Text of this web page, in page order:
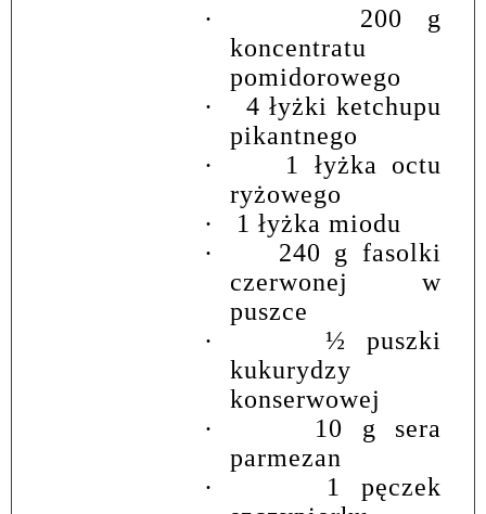
·
200 g
koncentratu
pomidorowego
·
4 łyżki ketchupu
pikantnego
·
1 łyżka octu
ryżowego
·
1 łyżka miodu
·
240 g fasolki
czerwonej w
puszce
·
½ puszki
kukurydzy
konserwowej
·
10 g sera
parmezan
·
1 pęczek